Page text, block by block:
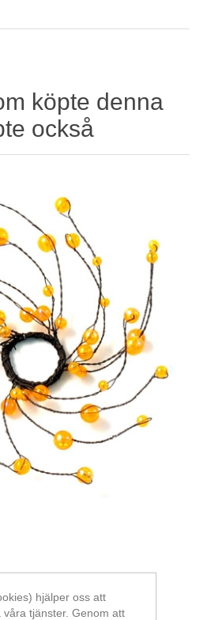
köpte denna
också
hjälper oss att
våra tjänster. Genom att